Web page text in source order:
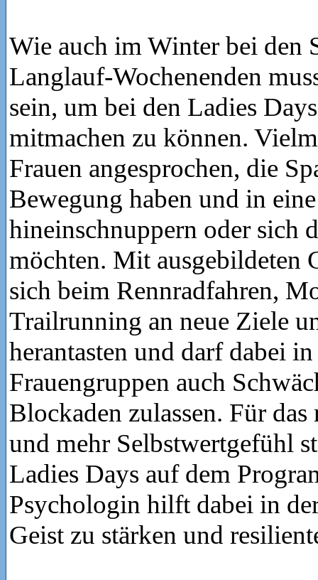
Wie auch im Winter bei den
Langlauf-Wochenenden
sein, um bei den Ladies
mitmachen zu können.
Frauen angesprochen, die
Bewegung haben und in
hineinschnuppern oder sich
möchten. Mit ausgebildeten
sich beim Rennradfahren,
Trailrunning an neue Ziele
herantasten und darf dabei
Frauengruppen auch
Blockaden zulassen. Für
und mehr Selbstwertgefühl
Ladies Days auf dem
Psychologin hilft dabei in
Geist zu stärken und